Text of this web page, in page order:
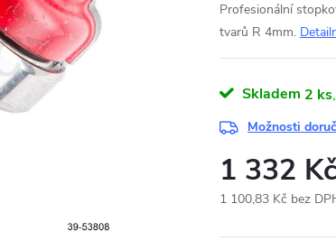
Profesionální
tvarů R 4mm.
Skladem 2 ks
Možnosti
1 332 Kč
1 100,83 Kč bez
cena: